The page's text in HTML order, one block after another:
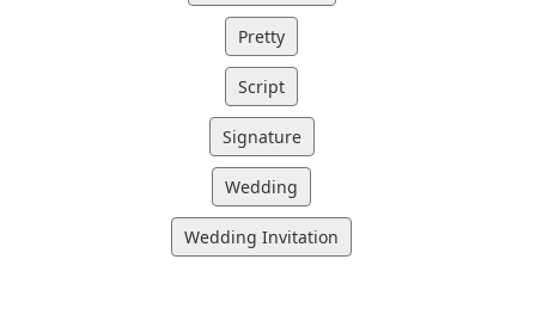
Pretty
Script
Signature
Wedding
Wedding Invitation